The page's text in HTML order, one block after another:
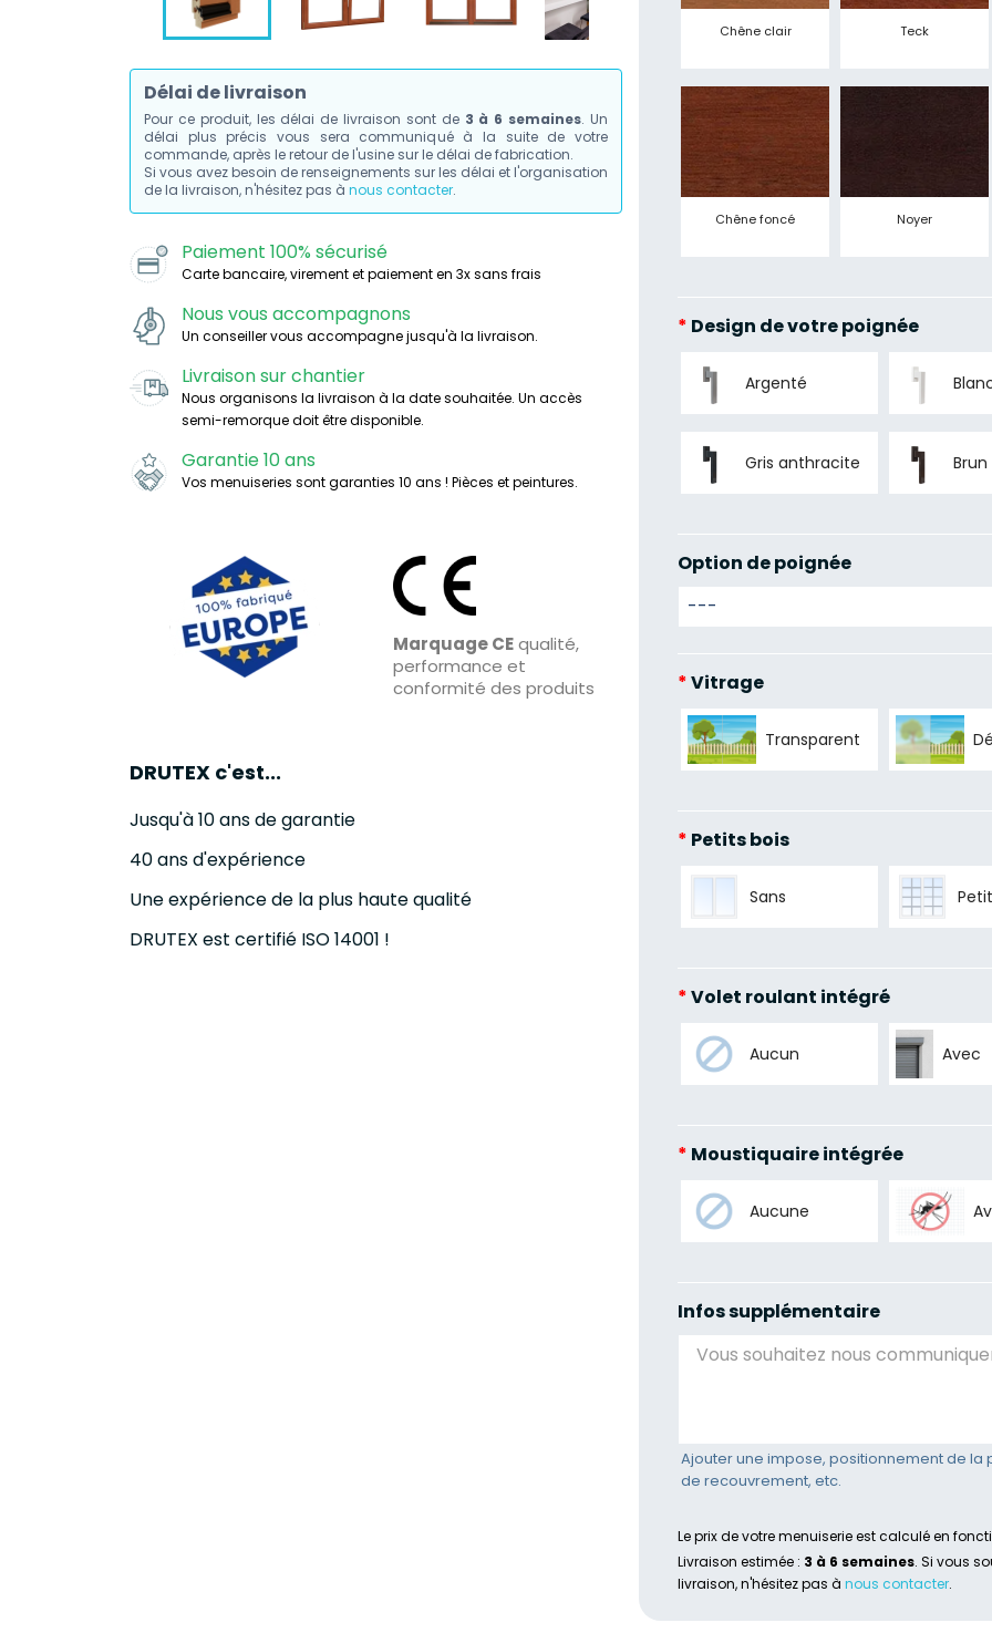
Délai de livraison
Pour ce produit, les délai de livraison sont de 3 à 6 semaines. Un
délai plus précis vous sera communiqué à la suite de votre
commande, après le retour de l'usine sur le délai de fabrication.
Si vous avez besoin de renseignements sur les délai et l'organisation
de la livraison, n'hésitez pas à nous contacter.
Paiement 100% sécurisé
Carte bancaire, virement et paiement en 3x sans frais
Nous vous accompagnons
Un conseiller vous accompagne jusqu'à la livraison.
Livraison sur chantier
Nous organisons la livraison à la date souhaitée. Un accès
semi-remorque doit être disponible.
Garantie 10 ans
Vos menuiseries sont garanties 10 ans ! Pièces et peintures.
Marquage CEqualité,
performance et
conformité des produits
DRUTEX c'est...
Jusqu'à 10 ans de garantie
40 ans d'expérience
Une expérience de la plus haute qualité
DRUTEX est certifié ISO 14001 !
Chêne clair Teck
Chêne foncé Noyer
* Design de votre poignée
Argenté
Gris anthracite Brun
Option de poignée
*Vitrage
Transparent
* Petits bois
Sans
*Volet roulant intégré
Aucun Avec
* Moustiquaire intégrée
Aucune
Infos supplémentaire
Ajouter une impose, positionnement de
de recouvrement, etc.
Le prix de votre menuiserie est calculé en
Livraison estimée : 3 à 6 semaines. Si vous
livraison, n'hésitez pas à nous contacter.